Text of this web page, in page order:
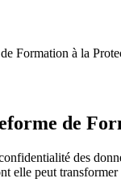
Formation à la
de
des
elle peut